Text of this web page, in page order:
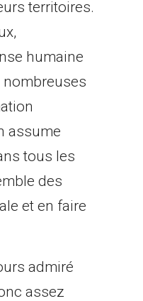
territoires.
humaine
nombreuses
assume
tous les
des
et en faire
admiré
assez